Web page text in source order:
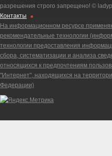
разрешения строго запрещено! ©
Контакты
На информационном ресурсе
рекомендательные технологии
технологии предоставления
сбора, систематизации и анализа
относящихся к предпочтениям
"Интернет", находящихся на
Федерации)